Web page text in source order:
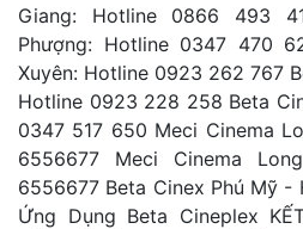
Giang: Hotline 0866 493
Phượng: Hotline 0347 470
Xuyên: Hotline 0923 262 767
Hotline 0923 228 258 Beta
0347 517 650 Meci Cinema
6556677 Meci Cinema
6556677 Beta Cinex Phú Mỹ -
Ứng Dụng Beta Cineplex